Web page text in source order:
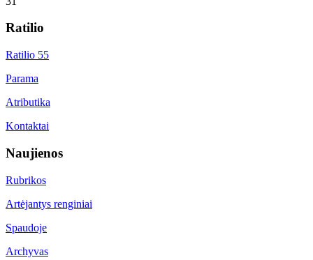
Ratilio
Ratilio 55
Parama
Atributika
Kontaktai
Naujienos
Rubrikos
Artėjantys renginiai
Spaudoje
Archyvas